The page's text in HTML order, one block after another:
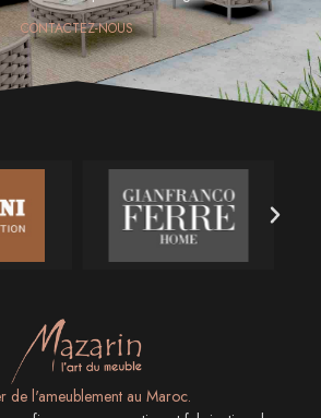
CONTACTEZ-NOUS
de l'ameublement au Maroc.